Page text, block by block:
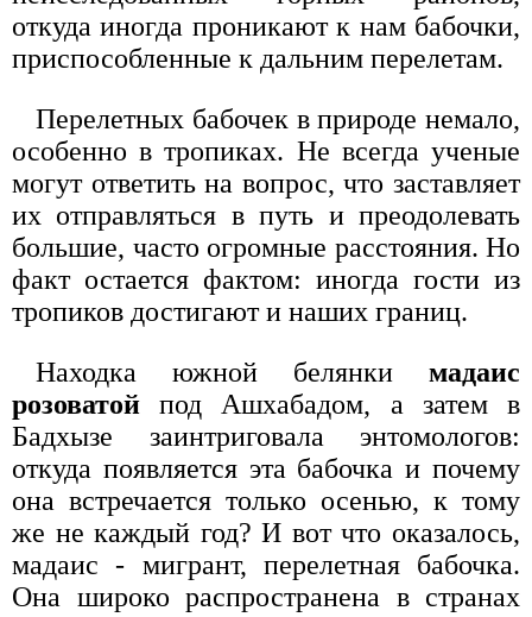
откуда иногда проникают к нам бабочки,
приспособленные к дальним перелетам.
Перелетных бабочек в природе немало,
особенно в тропиках. Не всегда ученые
могут ответить на вопрос, что заставляет
их отправляться в путь и преодолевать
большие, часто огромные расстояния. Но
факт остается фактом: иногда гости из
тропиков достигают и наших границ.
Находка южной белянки мадаис
розоватой под Ашхабадом, а затем в
Бадхызе заинтриговала энтомологов:
откуда появляется эта бабочка и почему
она встречается только осенью, к тому
же не каждый год? И вот что оказалось,
мадаис - мигрант, перелетная бабочка.
Она широко распространена в странах